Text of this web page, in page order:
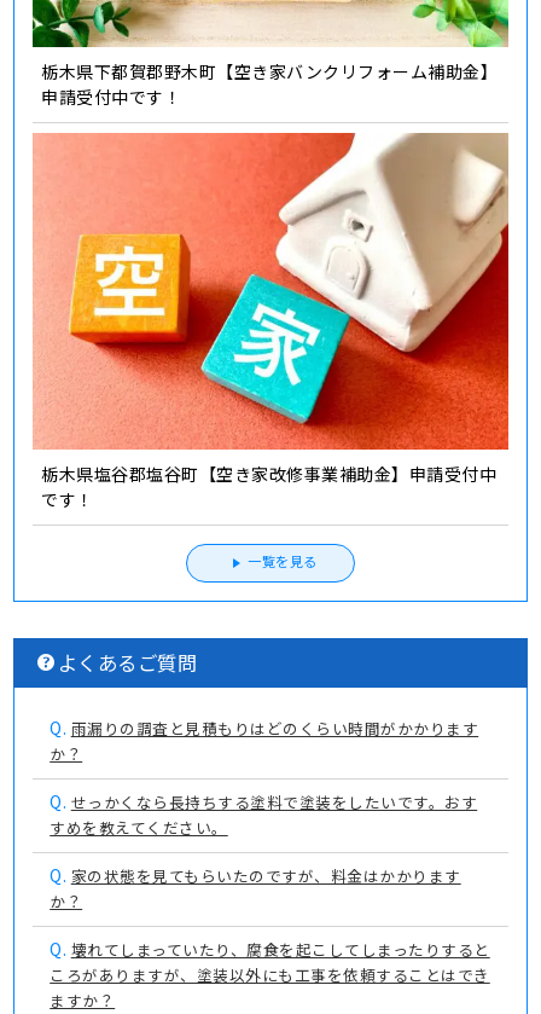
栃木県下都賀郡野木町【空き家バンクリフォーム補助金】
申請受付中です！
栃木県塩谷郡塩谷町【空き家改修事業補助金】申請受付中
です！
一覧を見る
よくあるご質問
Q. 雨漏りの調査と見積もりはどのくらい時間がかかります
か？
Q. せっかくなら長持ちする塗料で塗装をしたいです。おす
すめを教えてください。
Q. 家の状態を見てもらいたのですが、料金はかかります
か？
Q. 壊れてしまっていたり、腐食を起こしてしまったりすると
ころがありますが、塗装以外にも工事を依頼することはでき
ますか？